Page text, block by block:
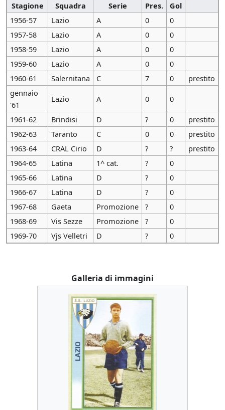
Stagione Squadra Serie Pres.
Gol
1956-57
Lazio A 0
0
1957-58
Lazio A 0
0
1958-59
Lazio A 0
0
1959-60
Lazio A 0
0
1960-61
Salernitana C 7 0
prestito
gennaio
'61
Lazio A 0 0
1961-62 Brindisi D ? 0
prestito
1962-63
Taranto C 0 0
prestito
1963-64
CRAL Cirio D ? ?
prestito
1964-65
Latina 1^ cat. ?
0
1965-66
Latina D ?
0
1966-67
Latina D ?
0
1967-68
Gaeta Promozione ?
0
1968-69
Vis Sezze Promozione ?
0
1969-70
Vjs Velletri D ? 0
Galleria di immagini